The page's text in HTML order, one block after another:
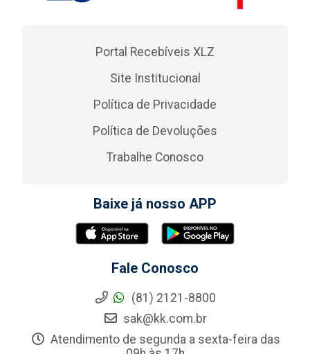
Portal Recebíveis XLZ
Site Institucional
Política de Privacidade
Política de Devoluções
Trabalhe Conosco
Baixe já nosso APP
Fale Conosco
(81) 2121-8800
sak@kk.com.br
Atendimento de segunda a sexta-feira das